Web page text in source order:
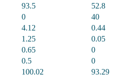
93.5 52.8
0 40
4.12 0.44
1.25 0.05
0.65 0
0.5 0
100.02 93.29